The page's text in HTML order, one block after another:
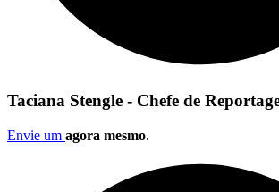
Taciana Stengle - Chefe de
Envie um agora mesmo.